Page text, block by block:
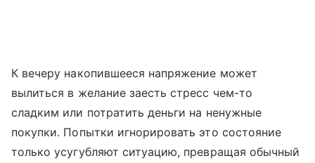
К вечеру накопившееся напряжение может
вылиться в желание заесть стресс чем-то
сладким или потратить деньги на ненужные
покупки. Попытки игнорировать это состояние
только усугубляют ситуацию, превращая обычный